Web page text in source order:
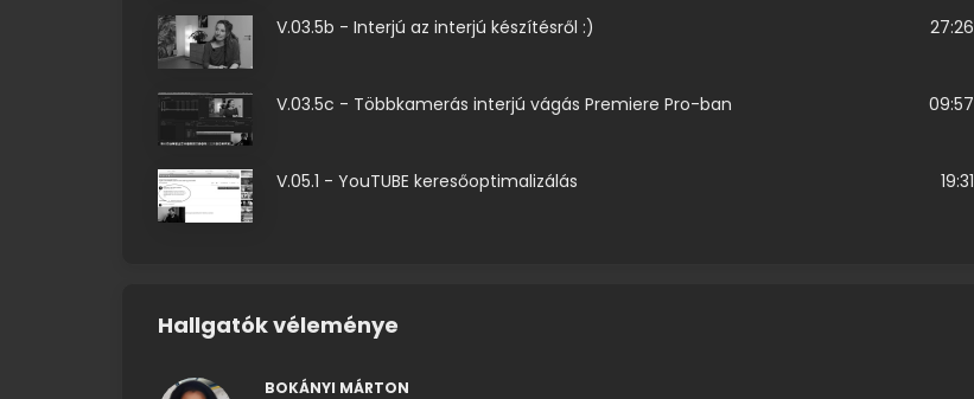
V.03.5b - Interjú az interjú készítésről :) 27:26
V.03.5c - Többkamerás interjú vágás Premiere Pro-ban 09:57
V.05.1 - YouTUBE keresőoptimalizálás 19:31
Hallgatók véleménye
BOKÁNYI MÁRTON